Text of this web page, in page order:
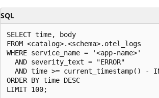
SQL
SELECT time, body
FROM <catalog>.<schema>.otel_logs
WHERE service_name = '<app-name>'
  AND severity_text = "ERROR"
AND time >= current_timestamp() -
ORDER BY time DESC